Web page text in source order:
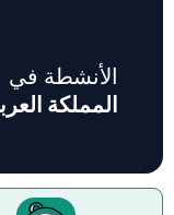
الأنشطة في
المملكة